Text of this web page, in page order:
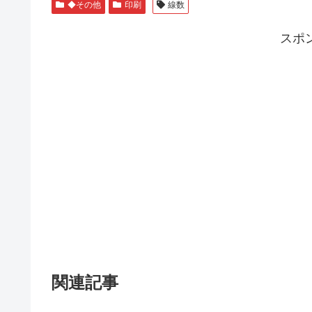
◆その他 印刷 線数
スポ
関連記事